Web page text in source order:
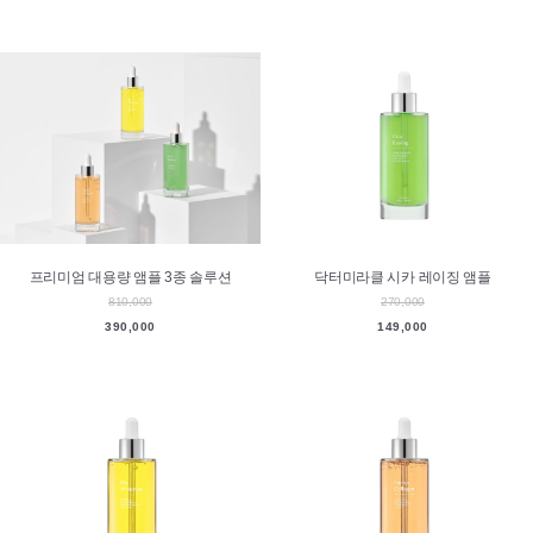
프리미엄 대용량 앰플 3종 솔루션
810,000
390,000
닥터미라클 시카 레이징 앰플
270,000
149,000